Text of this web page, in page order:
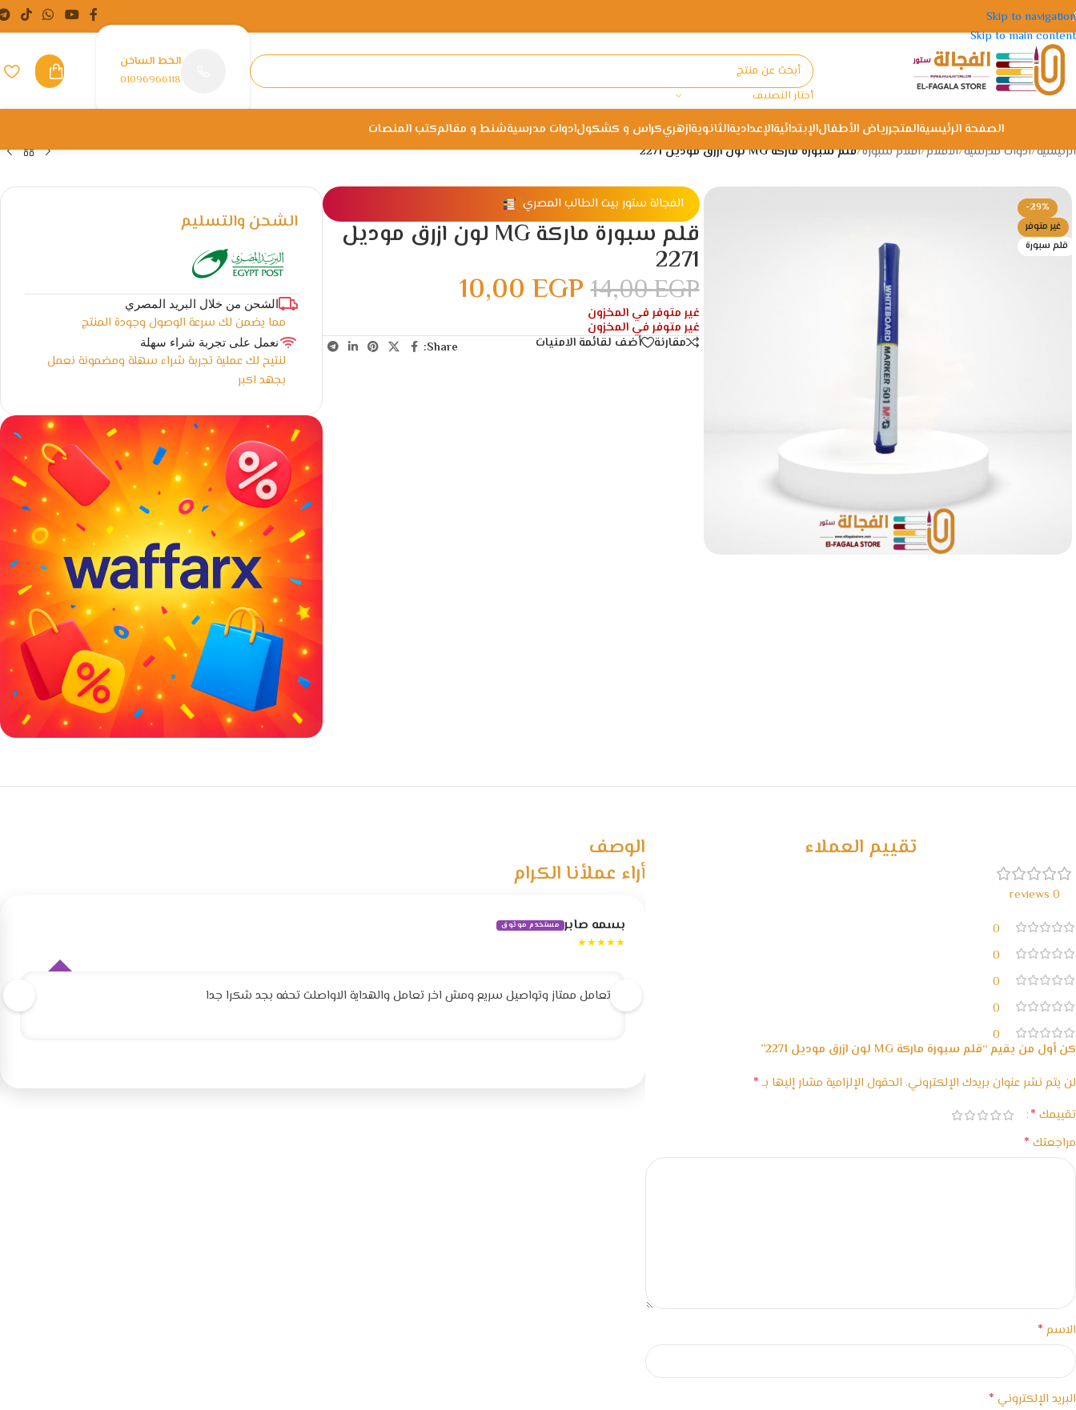
Skip to navigation
Skip to main content
أختار التصنيف
الخط الساخن
01096966118
الصفحة الرئيسيةالمتجررياض الأطفالالإبتدائيةالإعداديةالثانويةازهريكراس و كشكولادوات مدرسيةشنط و مقالمكتب المنصات
الرئيسية/ادوات مدرسية/الأقلام/اقلام سبورة/قلم سبورة ماركة MG لون ازرق موديل 2271
-29%
غير متوفر
قلم سبورة
الفجالة ستور بيت الطالب المصري
قلم سبورة ماركة MG لون ازرق موديل
2271
14,00EGP
10,00 EGP
غير متوفر في المخزون
غير متوفر في المخزون
مقارنة
أضف لقائمة الامنيات Share:
الشحن والتسليم
الشحن من خلال البريد المصري
مما يضمن لك سرعة الوصول وجودة المنتج
نعمل على تجربة شراء سهلة
لنتيح لك عملية تجربة شراء سهلة ومضمونة نعمل
بجهد اكبر
مع waffarx
تقييم العملاء
0 reviews
0
0
0
0
0
كن أول من يقيم “قلم سبورة ماركة MG لون ازرق موديل 2271”
لن يتم نشر عنوان بريدك الإلكتروني. الحقول الإلزامية مشار إليها بـ*
تقييمك *
مراجعتك *
الاسم *
البريد الإلكتروني *
الوصف
أراء عملأنا الكرام
بسمه صابر مستخدم موثوق
★★★★★
تعامل ممتاز وتواصيل سريع ومش اخر تعامل والهداية الاواصلت تحفه بجد شكرا جدا